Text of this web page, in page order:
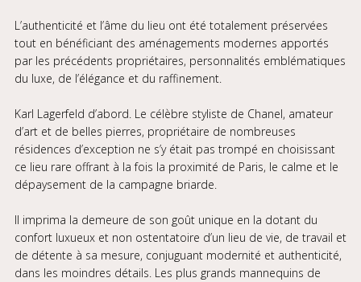
L’authenticité et l’âme du lieu ont été totalement préservées
tout en bénéficiant des aménagements modernes apportés
par les précédents propriétaires, personnalités emblématiques
du luxe, de l’élégance et du raffinement.
Karl Lagerfeld d’abord. Le célèbre styliste de Chanel, amateur
d’art et de belles pierres, propriétaire de nombreuses
résidences d’exception ne s’y était pas trompé en choisissant
ce lieu rare offrant à la fois la proximité de Paris, le calme et le
dépaysement de la campagne briarde.
Il imprima la demeure de son goût unique en la dotant du
confort luxueux et non ostentatoire d’un lieu de vie, de travail et
de détente à sa mesure, conjuguant modernité et authenticité,
dans les moindres détails. Les plus grands mannequins de